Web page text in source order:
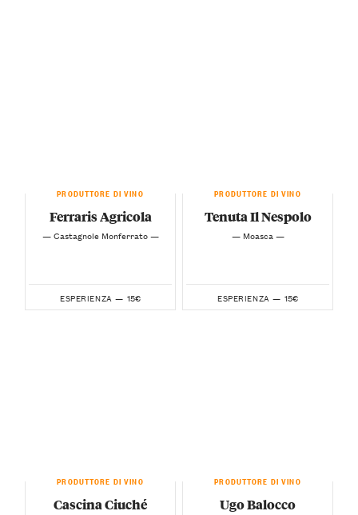
PRODUTTORE DI VINO
Ferraris Agricola
— Castagnole Monferrato —
ESPERIENZA — 15€
PRODUTTORE DI VINO
Tenuta Il Nespolo
— Moasca —
ESPERIENZA — 15€
PRODUTTORE DI VINO
Cascina Ciuché
PRODUTTORE DI VINO
Ugo Balocco